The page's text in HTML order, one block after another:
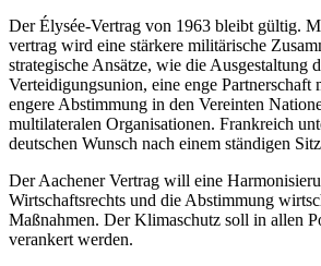
Der Élysée-Vertrag von 1963 bleibt gültig.
vertrag wird eine stärkere militärische
strategische Ansätze, wie die Ausgestaltung
Verteidigungsunion, eine enge
engere Abstimmung in den Vereinten
multilateralen Organisationen. Frankreich
deutschen Wunsch nach einem ständigen
Der Aachener Vertrag will eine
Wirtschaftsrechts und die Abstimmung
Maßnahmen. Der Klimaschutz soll in allen
verankert werden.